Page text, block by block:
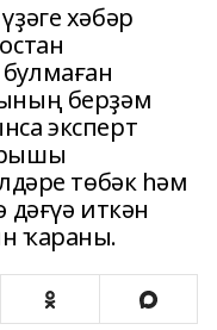
хәбәр
берҙәм
эксперт
төбәк һәм
дәғүә иткән
ҡараны.